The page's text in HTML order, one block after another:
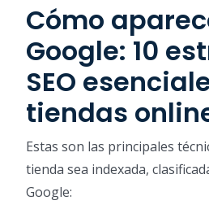
Cómo
Google: 10
SEO
tiendas
Estas son las principales
tienda sea indexada,
Google: